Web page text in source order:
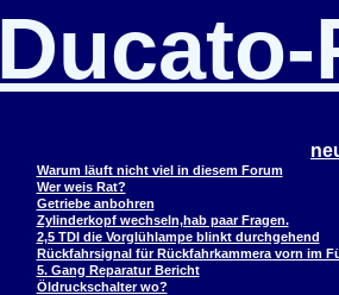
Warum läuft nicht viel in diesem Forum
Wer weis Rat?
Getriebe anbohren
Zylinderkopf wechseln,hab paar Fragen.
2,5 TDI die Vorglühlampe blinkt durchgehend
Rückfahrsignal für Rückfahrkammera vorn im
5. Gang Reparatur Bericht
Öldruckschalter wo?